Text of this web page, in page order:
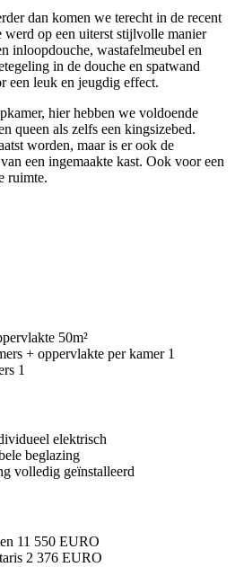
dan komen we terecht in de recent
werd op een uiterst stijlvolle manier
inloopdouche, wastafelmeubel en
in de douche en spatwand
een leuk en jeugdig effect.
hier hebben we voldoende
queen als zelfs een kingsizebed.
worden, maar is er ook de
een ingemaakte kast. Ook voor een
ruimte.
50m²
+ oppervlakte per kamer 1
1
elektrisch
beglazing
volledig geïnstalleerd
11 550 EURO
2 376 EURO